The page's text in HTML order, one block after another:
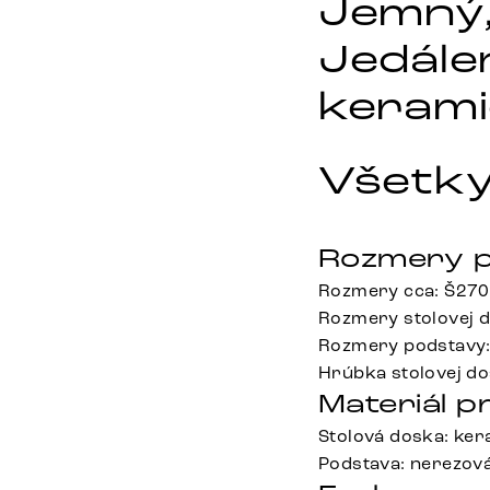
Rozmery
Rozmery cca:
Rozmery stolovej
Rozmery
Hrúbka stolovej
Materiál
Stolová doska:
Podstava: